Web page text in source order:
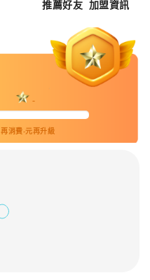
推薦好友 加盟資訊
-
再消費-元再升級